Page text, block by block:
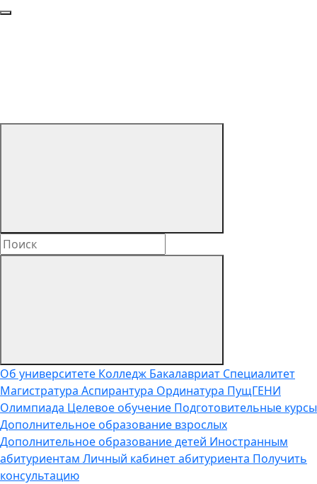
Об университете Колледж Бакалавриат Специалитет
Магистратура Аспирантура Ординатура ПущГЕНИ
Олимпиада Целевое обучение Подготовительные курсы
Дополнительное образование взрослых
Дополнительное образование детей Иностранным
абитуриентам Личный кабинет абитуриента Получить
консультацию